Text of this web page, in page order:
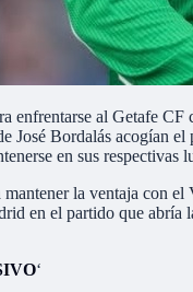
enfrentarse al Getafe CF
José Bordalás acogían
en sus respectivas
la ventaja con
en el partido que abría
‘